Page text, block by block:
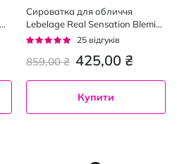
Сироватка для обличчя
Lebelage Real Sensation Blemish
ампульна проти пігментних
Рейтинг:
25 відгуків
425,00 ₴
859,00 ₴
Купити